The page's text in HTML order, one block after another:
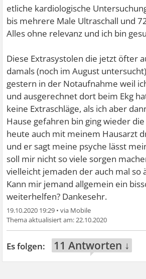
etliche kardiologische
bis mehrere Male Ultraschall und
Alles ohne relevanz und ich bin
Diese Extrasystolen die jetzt öfter
damals (noch im August
gestern in der Notaufnahme weil
und ausgerechnet dort beim Ekg
keine Extraschläge, als ich aber
Hause gefahren bin ging wieder die
heute auch mit meinem Hausarzt
und er sagt meine psyche lässt
soll mir nicht so viele sorgen
vielleicht jemaden der auch mal so
Kann mir jemand allgemein ein
weiterhelfen? Dankesehr.
19.10.2020 19:29 •
22.10.2020
11 Antworten ↓